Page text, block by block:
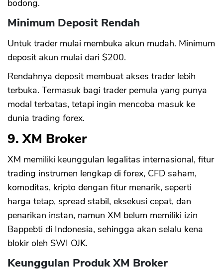
bodong.
Minimum Deposit Rendah
Untuk trader mulai membuka akun mudah. Minimum
deposit akun mulai dari $200.
Rendahnya deposit membuat akses trader lebih
terbuka. Termasuk bagi trader pemula yang punya
modal terbatas, tetapi ingin mencoba masuk ke
dunia trading forex.
9. XM Broker
XM memiliki keunggulan legalitas internasional, fitur
trading instrumen lengkap di forex, CFD saham,
komoditas, kripto dengan fitur menarik, seperti
harga tetap, spread stabil, eksekusi cepat, dan
penarikan instan, namun XM belum memiliki izin
Bappebti di Indonesia, sehingga akan selalu kena
blokir oleh SWI OJK.
Keunggulan Produk XM Broker